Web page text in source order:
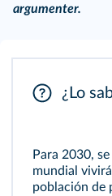
argumenter.
¿Lo
Para 2030,
mundial
población de